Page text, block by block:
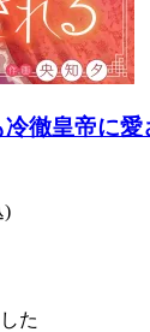
徹皇帝に愛
)
た